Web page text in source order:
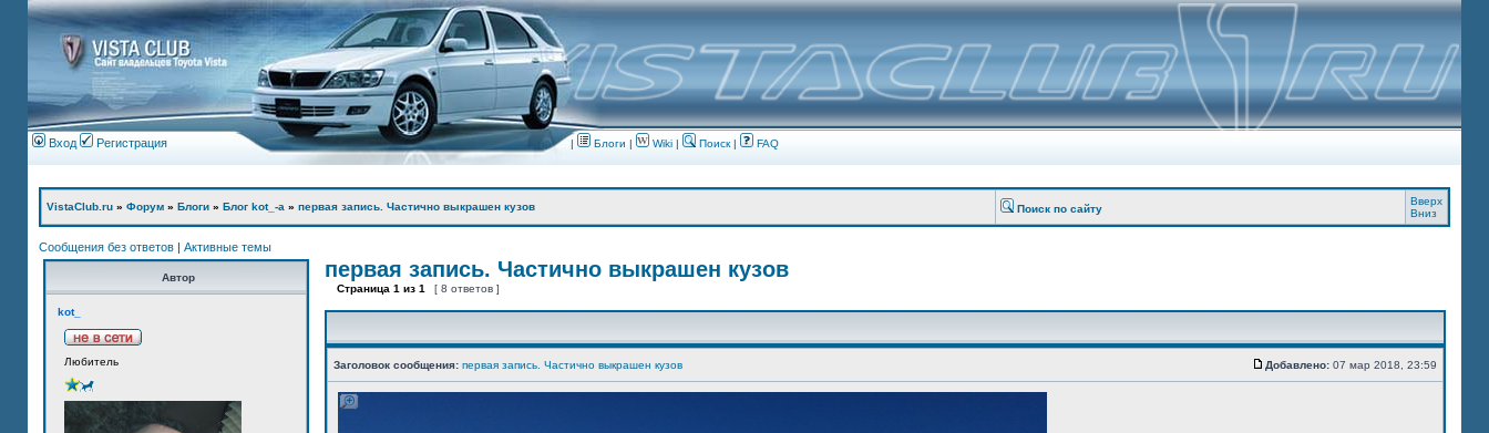
Вход Регистрация | Блоги | Wiki | Поиск| FAQ
VistaClub.ru » Форум » Блоги » Блог kot_-а » первая запись. Частично выкрашен кузов Поиск по сайту
Вверх
Вниз
Сообщения без ответов | Активные темы
Автор
kot_
Любитель
первая запись. Частично выкрашен кузов
Страница 1 из 1 [ 8 ответов ]
Заголовок сообщения: первая запись. Частично выкрашен кузов Добавлено: 07 мар 2018, 23:59